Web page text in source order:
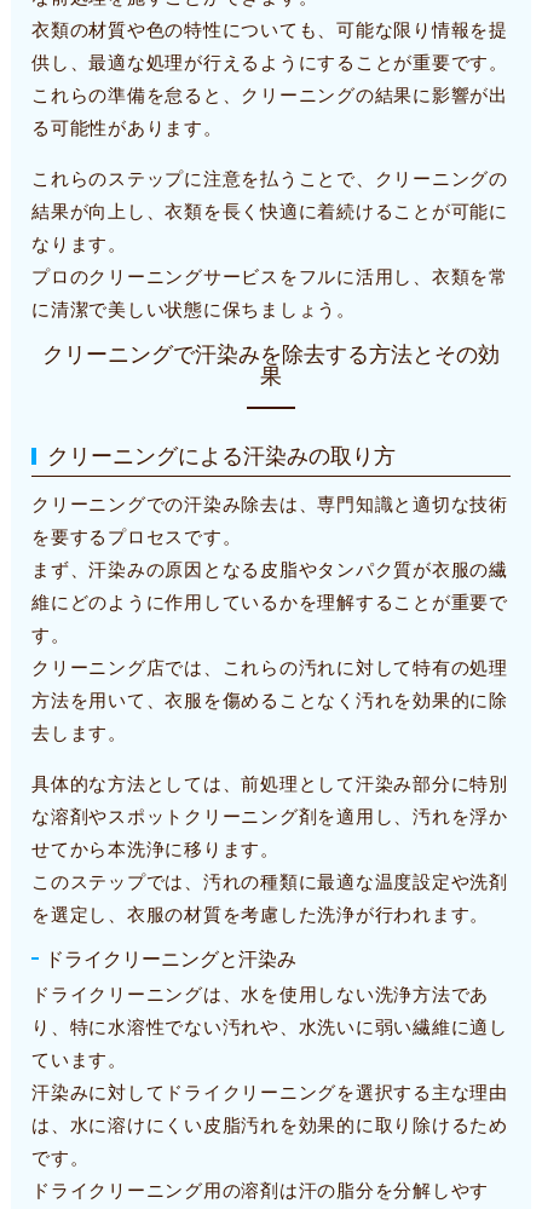
衣類の材質や色の特性についても、可能な限り情報を提
供し、最適な処理が行えるようにすることが重要です。
これらの準備を怠ると、クリーニングの結果に影響が出
る可能性があります。
これらのステップに注意を払うことで、クリーニングの
結果が向上し、衣類を長く快適に着続けることが可能に
なります。
プロのクリーニングサービスをフルに活用し、衣類を常
に清潔で美しい状態に保ちましょう。
クリーニングで汗染みを除去する方法とその効
果
クリーニングによる汗染みの取り方
クリーニングでの汗染み除去は、専門知識と適切な技術
を要するプロセスです。
まず、汗染みの原因となる皮脂やタンパク質が衣服の繊
維にどのように作用しているかを理解することが重要で
す。
クリーニング店では、これらの汚れに対して特有の処理
方法を用いて、衣服を傷めることなく汚れを効果的に除
去します。
具体的な方法としては、前処理として汗染み部分に特別
な溶剤やスポットクリーニング剤を適用し、汚れを浮か
せてから本洗浄に移ります。
このステップでは、汚れの種類に最適な温度設定や洗剤
を選定し、衣服の材質を考慮した洗浄が行われます。
ドライクリーニングと汗染み
ドライクリーニングは、水を使用しない洗浄方法であ
り、特に水溶性でない汚れや、水洗いに弱い繊維に適し
ています。
汗染みに対してドライクリーニングを選択する主な理由
は、水に溶けにくい皮脂汚れを効果的に取り除けるため
です。
ドライクリーニング用の溶剤は汗の脂分を分解しやす